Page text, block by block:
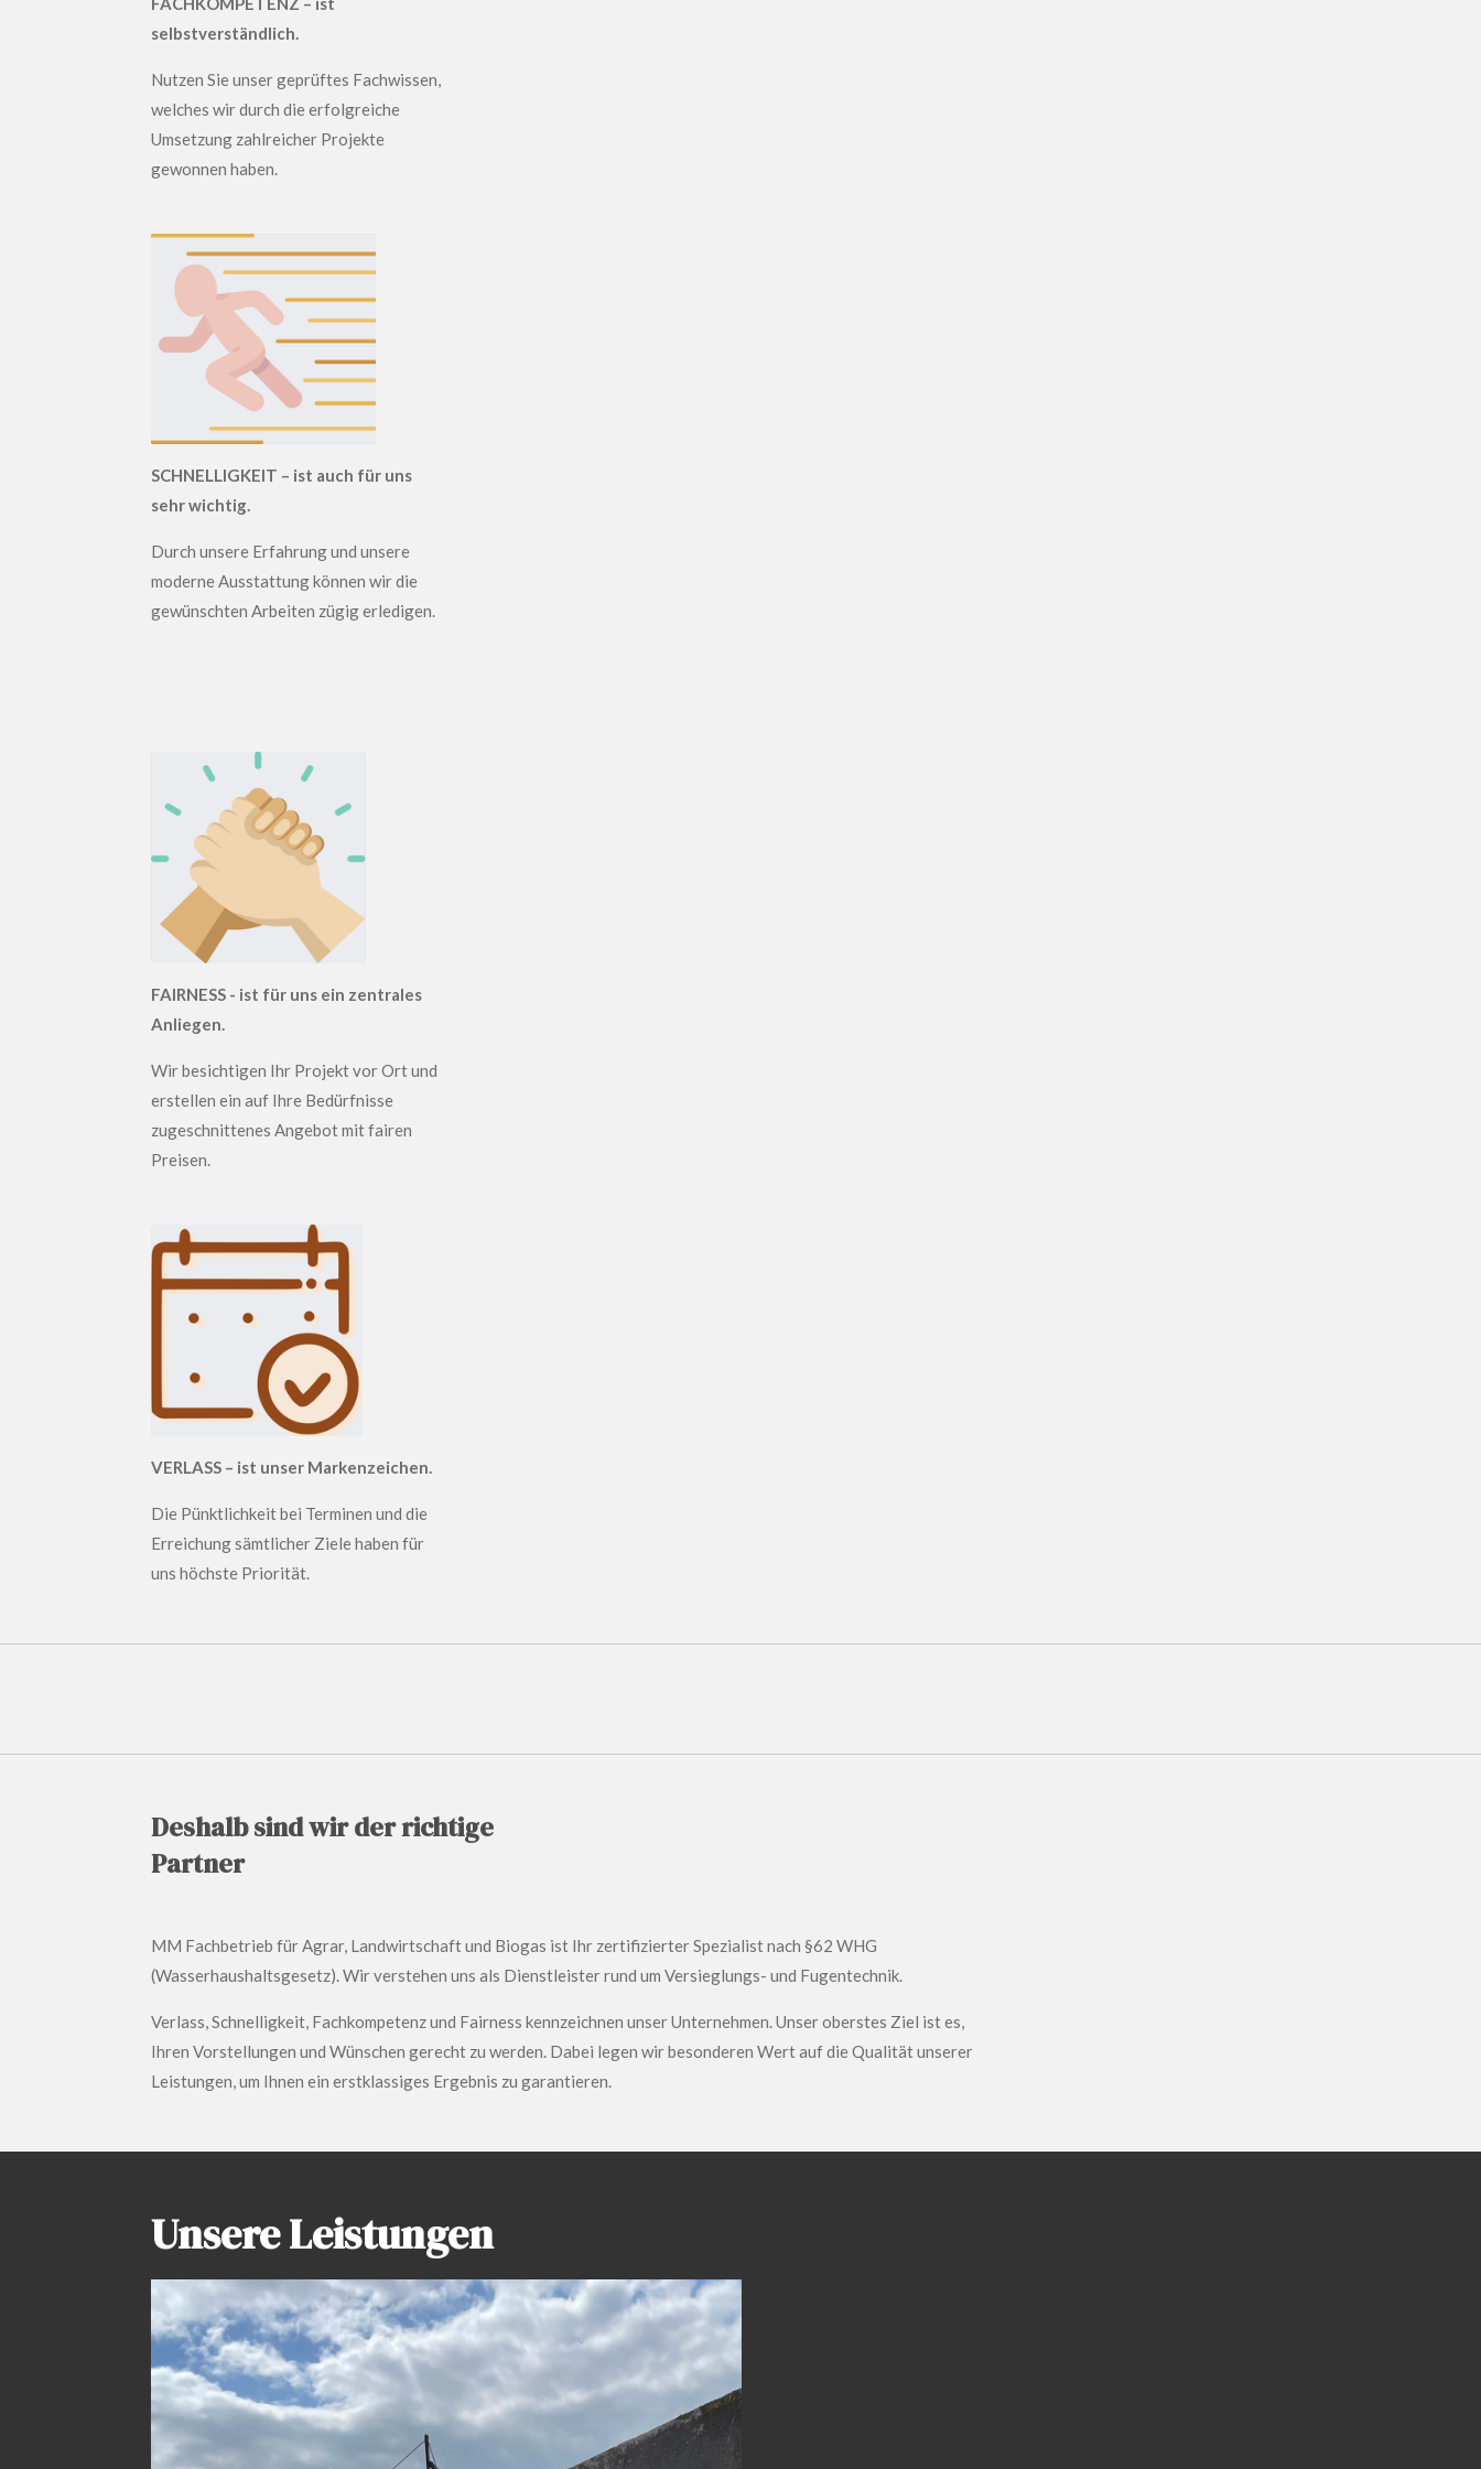
selbstverständlich.
Nutzen Sie unser geprüftes Fachwissen,
welches wir durch die erfolgreiche
Umsetzung zahlreicher Projekte
gewonnen haben.
SCHNELLIGKEIT – ist auch für uns
sehr wichtig.
Durch unsere Erfahrung und unsere
moderne Ausstattung können wir die
gewünschten Arbeiten zügig erledigen.
FAIRNESS - ist für uns ein zentrales
Anliegen.
Wir besichtigen Ihr Projekt vor Ort und
erstellen ein auf Ihre Bedürfnisse
zugeschnittenes Angebot mit fairen
Preisen.
VERLASS – ist unser Markenzeichen.
Die Pünktlichkeit bei Terminen und die
Erreichung sämtlicher Ziele haben für
uns höchste Priorität.
Deshalb sind wir der richtige
Partner
MM Fachbetrieb für Agrar, Landwirtschaft und Biogas ist Ihr zertifizierter Spezialist nach §62 WHG
(Wasserhaushaltsgesetz). Wir verstehen uns als Dienstleister rund um Versieglungs- und Fugentechnik.
Verlass, Schnelligkeit, Fachkompetenz und Fairness kennzeichnen unser Unternehmen. Unser oberstes Ziel ist es,
Ihren Vorstellungen und Wünschen gerecht zu werden. Dabei legen wir besonderen Wert auf die Qualität unserer
Leistungen, um Ihnen ein erstklassiges Ergebnis zu garantieren.
Unsere Leistungen